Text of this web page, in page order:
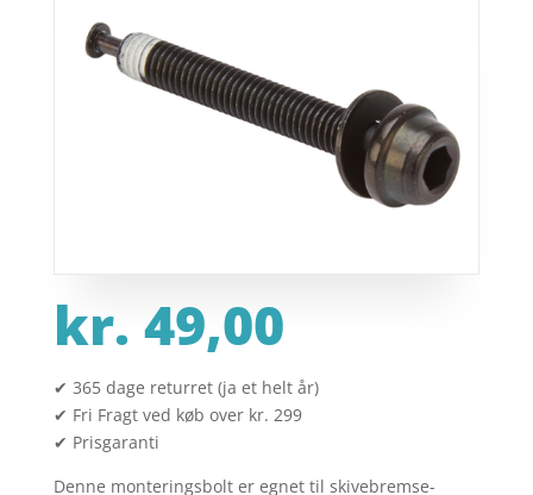
kr. 49,00
✔ 365 dage returret (ja et helt år)
✔ Fri Fragt ved køb over kr. 299
✔ Prisgaranti
Denne monteringsbolt er egnet til skivebremse-